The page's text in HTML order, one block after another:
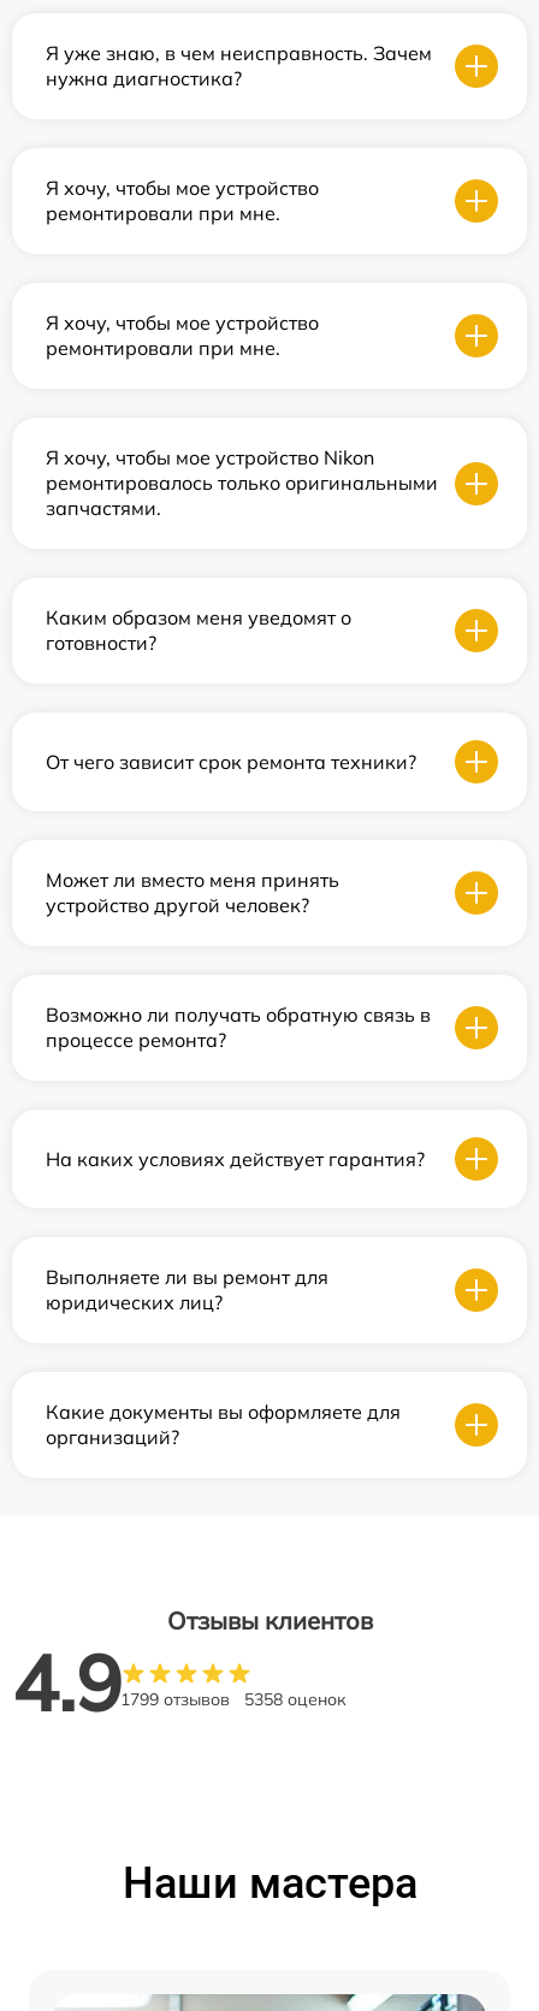
Я уже знаю, в чем неисправность. Зачем
нужна диагностика?
Я хочу, чтобы мое устройство
ремонтировали при мне.
Я хочу, чтобы мое устройство
ремонтировали при мне.
Я хочу, чтобы мое устройство Nikon
ремонтировалось только оригинальными
запчастями.
Каким образом меня уведомят о
готовности?
От чего зависит срок ремонта техники?
Может ли вместо меня принять
устройство другой человек?
Возможно ли получать обратную связь в
процессе ремонта?
На каких условиях действует гарантия?
Выполняете ли вы ремонт для
юридических лиц?
Какие документы вы оформляете для
организаций?
Отзывы клиентов
4.91799 отзывов 5358 оценок
Наши мастера